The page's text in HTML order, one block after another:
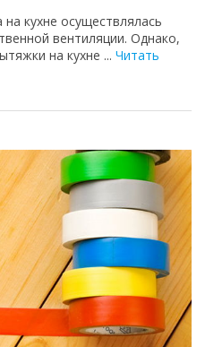
кухне осуществлялась
вентиляции. Однако,
на кухне ... Читать